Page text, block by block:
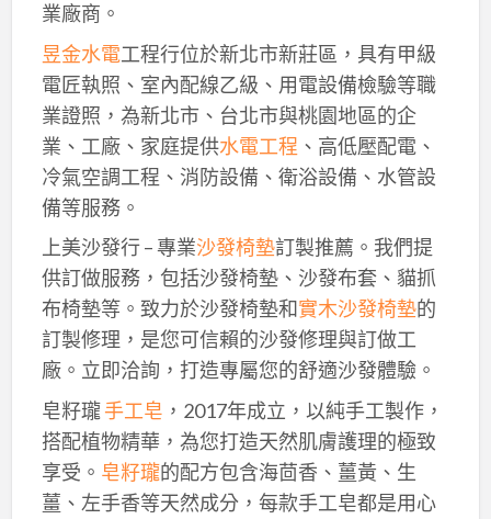
業廠商。
昱金水電工程行位於新北市新莊區，具有甲級
電匠執照、室內配線乙級、用電設備檢驗等職
業證照，為新北市、台北市與桃園地區的企
業、工廠、家庭提供水電工程 、高低壓配電、
冷氣空調工程、消防設備、衛浴設備、水管設
備等服務。
上美沙發行 – 專業沙發椅墊訂製推薦。我們提
供訂做服務，包括沙發椅墊、沙發布套、貓抓
布椅墊等。致力於沙發椅墊和實木沙發椅墊的
訂製修理，是您可信賴的沙發修理與訂做工
廠。立即洽詢，打造專屬您的舒適沙發體驗。
皂籽瓏手工皂 ，2017年成立，以純手工製作，
搭配植物精華，為您打造天然肌膚護理的極致
享受。 皂籽瓏的配方包含海茴香、薑黃、生
薑、左手香等天然成分，每款手工皂都是用心